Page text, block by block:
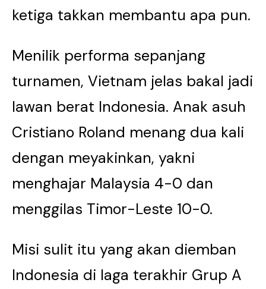
ketiga takkan membantu apa pun.
Menilik performa sepanjang
turnamen, Vietnam jelas bakal jadi
lawan berat Indonesia. Anak asuh
Cristiano Roland menang dua kali
dengan meyakinkan, yakni
menghajar Malaysia 4-0 dan
menggilas Timor-Leste 10-0.
Misi sulit itu yang akan diemban
Indonesia di laga terakhir Grup A